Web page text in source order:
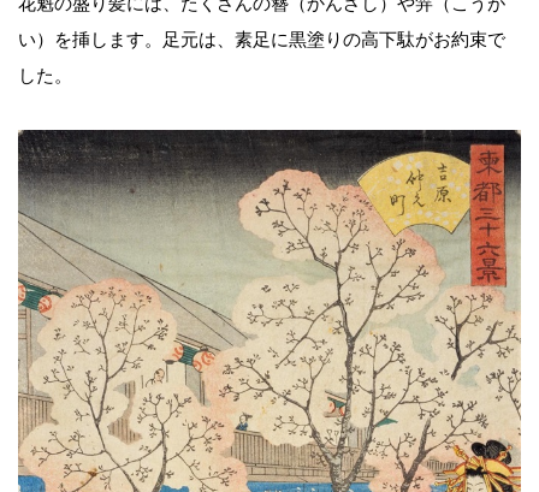
い）を挿します。足元は、素足に黒塗りの高下駄がお約束で
した。